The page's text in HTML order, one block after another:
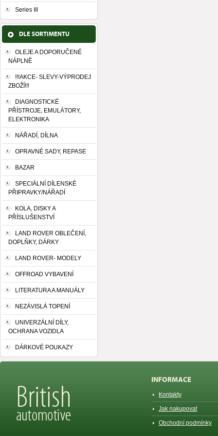
Series III
DLE SORTIMENTU
OLEJE A DOPORUČENÉ
NÁPLNĚ
!!!AKCE- SLEVY-VÝPRODEJ
ZBOŽÍ!!!
DIAGNOSTICKÉ
PŘÍSTROJE, EMULÁTORY,
ELEKTRONIKA
NÁŘADÍ, DÍLNA
OPRAVNÉ SADY, REPASE
BAZAR
SPECIÁLNÍ DÍLENSKÉ
PŘIPRAVKY/NÁŘADÍ
KOLA, DISKY A
PŘÍSLUŠENSTVÍ
LAND ROVER OBLEČENÍ,
DOPLŇKY, DÁRKY
LAND ROVER- MODELY
OFFROAD VYBAVENÍ
LITERATURA A MANUÁLY
NEZÁVISLÁ TOPENÍ
UNIVERZÁLNÍ DÍLY,
OCHRANA VOZIDLA
DÁRKOVÉ POUKAZY
INFORMACE
Kontakty
Jak nakupovat
Obchodní podmínky